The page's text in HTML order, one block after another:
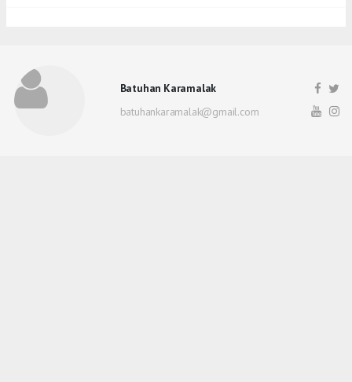
Batuhan Karamalak
batuhankaramalak@gmail.com